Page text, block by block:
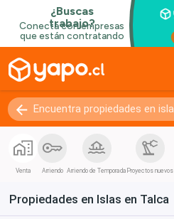
Venta Arriendo Arriendo de Temporada Proyectos nuevos
Propiedades en Islas en Talca